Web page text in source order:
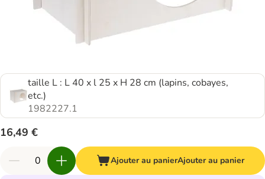
taille L : L 40 x l 25 x H 28 cm (lapins, cobayes,
etc.)
1982227.1
16,49 €
Ajouter au panierAjouter au panier